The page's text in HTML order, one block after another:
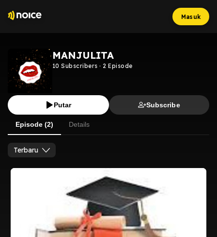
Masuk
MANJULITA
10 Subscribers · 2 Episode
Putar Subscribe
Episode (2) Details
Terbaru